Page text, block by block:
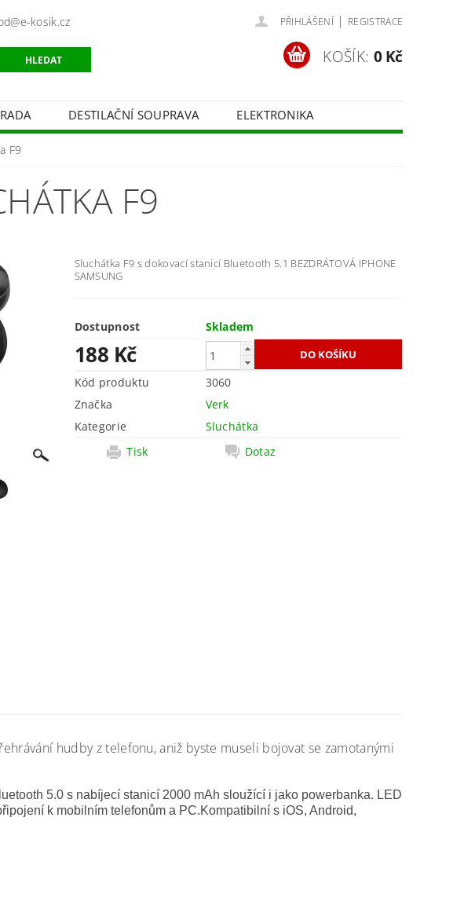
kosik.cz PŘIHLÁŠENÍ | REGISTRACE
KOŠÍK: 0 Kč
DESTILAČNÍ SOUPRAVA
ELEKTRONIKA
F9
F9
Sluchátka F9 s dokovací stanicí Bluetooth 5.1 BEZDRÁTOVÁ IPHONE
SAMSUNG
Dostupnost Skladem
188 Kč
Kód produktu
3060
Značka
Verk
Kategorie
Sluchátka
Tisk
Dotaz
hudby z telefonu, aniž byste museli bojovat se zamotanými
5.0 s nabíjecí stanicí 2000 mAh sloužící i jako powerbanka. LED
k mobilním telefonům a PC.Kompatibilní s iOS, Android,